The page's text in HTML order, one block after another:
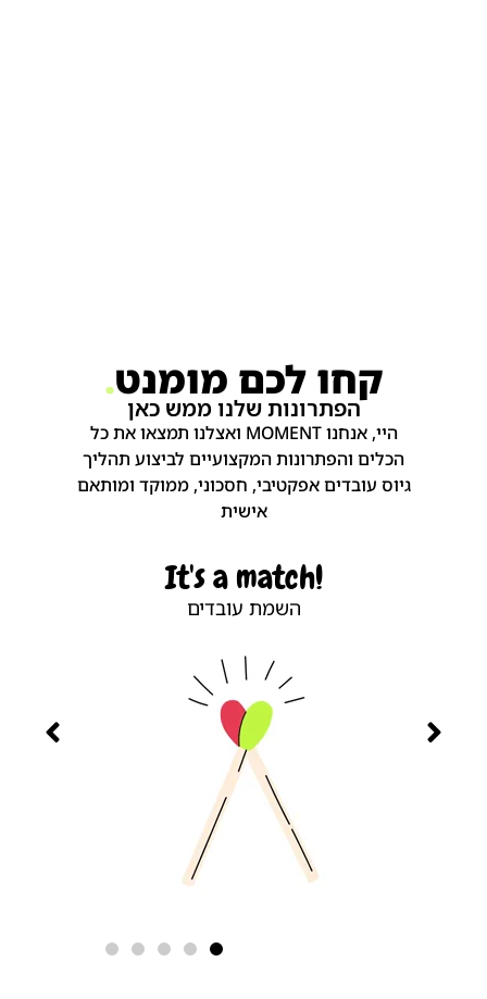
קחו לכם מומנט.
הפתרונות שלנו ממש כאן
היי, אנחנו MOMENT ואצלנו תמצאו את כל
הכלים והפתרונות המקצועיים לביצוע תהליך
גיוס עובדים אפקטיבי, חסכוני, ממוקד ומותאם
אישית
השמת עובדים